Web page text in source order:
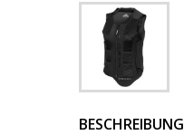
BESCHREIBUNG